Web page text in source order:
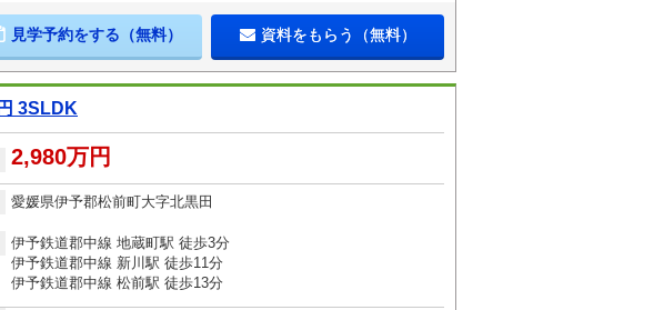
見学予約をする（無料） 資料をもらう（無料）
3SLDK
2,980万円
愛媛県伊予郡松前町大字北黒田
伊予鉄道郡中線 地蔵町駅 徒歩3分
伊予鉄道郡中線 新川駅 徒歩11分
伊予鉄道郡中線 松前駅 徒歩13分